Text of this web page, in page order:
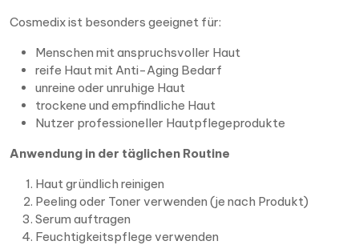
Cosmedix ist besonders geeignet für:
Menschen mit anspruchsvoller Haut
reife Haut mit Anti-Aging Bedarf
unreine oder unruhige Haut
trockene und empfindliche Haut
Nutzer professioneller Hautpflegeprodukte
Anwendung in der täglichen Routine
Haut gründlich reinigen
Peeling oder Toner verwenden (je nach Produkt)
Serum auftragen
Feuchtigkeitspflege verwenden